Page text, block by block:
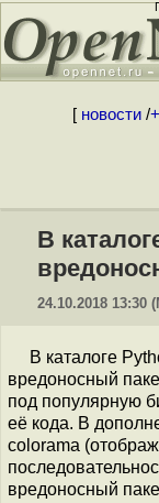
[ новости/
В
24.10.2018 13:30
В каталоге
вредоносный
под популярную
её кода. В
colorama
вредоносный